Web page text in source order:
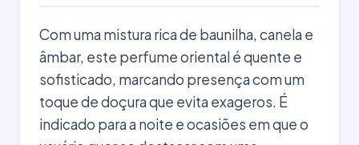
Com uma mistura rica de baunilha, canela e
âmbar, este perfume oriental é quente e
sofisticado, marcando presença com um
toque de doçura que evita exageros. É
indicado para a noite e ocasiões em que o